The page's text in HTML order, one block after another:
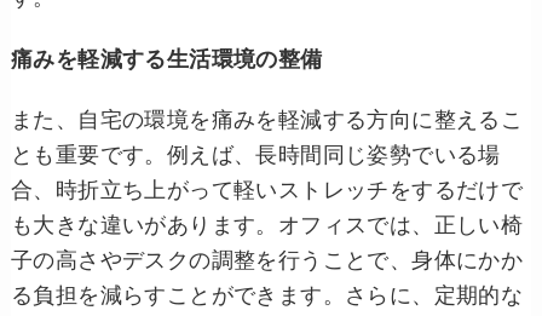
痛みを軽減する生活環境の整備
また、自宅の環境を痛みを軽減する方向に整えるこ
とも重要です。例えば、長時間同じ姿勢でいる場
合、時折立ち上がって軽いストレッチをするだけで
も大きな違いがあります。オフィスでは、正しい椅
子の高さやデスクの調整を行うことで、身体にかか
る負担を減らすことができます。さらに、定期的な